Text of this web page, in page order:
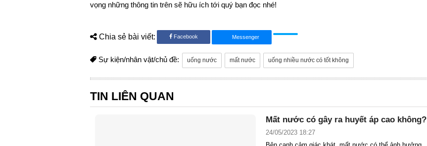
vọng những thông tin trên sẽ hữu ích tới quý bạn đọc nhé!
Chia sẻ bài viết: Facebook Messenger
Sự kiện/nhân vật/chủ đề: uống nước mất nước uống nhiều nước có tốt không
TIN LIÊN QUAN
Mất nước có gây ra huyết áp cao không?
24/05/2023 18:27